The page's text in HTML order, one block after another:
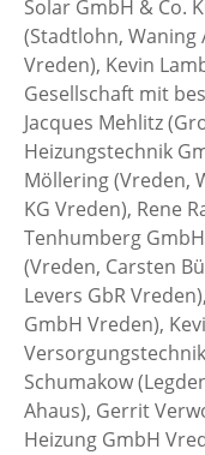
Solar GmbH & Co.
(Stadtlohn, Waning
Vreden), Kevin
Gesellschaft mit
Jacques Mehlitz
Heizungstechnik
Möllering (Vreden,
KG Vreden), Rene
Tenhumberg
(Vreden, Carsten
Levers GbR
GmbH Vreden),
Schumakow
Ahaus), Gerrit
Heizung GmbH